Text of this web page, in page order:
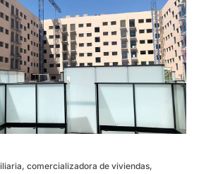
comercializadora de viviendas,